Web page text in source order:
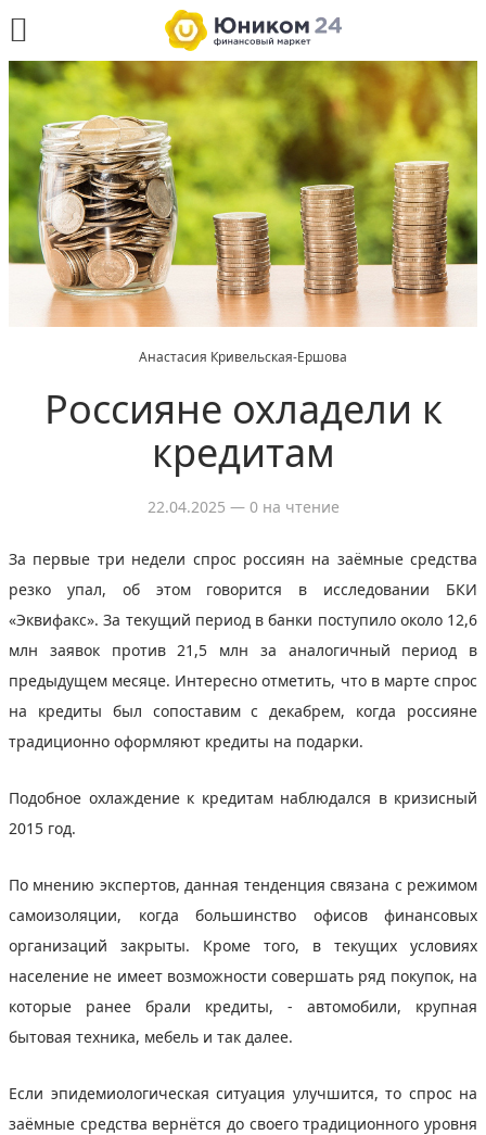
Анастасия Кривельская-Ершова
Россияне охладели к
кредитам
22.04.2025 — 0 на чтение
За первые три недели спрос россиян на заёмные средства
резко упал, об этом говорится в исследовании БКИ
«Эквифакс». За текущий период в банки поступило около 12,6
млн заявок против 21,5 млн за аналогичный период в
предыдущем месяце. Интересно отметить, что в марте спрос
на кредиты был сопоставим с декабрем, когда россияне
традиционно оформляют кредиты на подарки.
Подобное охлаждение к кредитам наблюдался в кризисный
2015 год.
По мнению экспертов, данная тенденция связана с режимом
самоизоляции, когда большинство офисов финансовых
организаций закрыты. Кроме того, в текущих условиях
население не имеет возможности совершать ряд покупок, на
которые ранее брали кредиты, - автомобили, крупная
бытовая техника, мебель и так далее.
Если эпидемиологическая ситуация улучшится, то спрос на
заёмные средства вернётся до своего традиционного уровня